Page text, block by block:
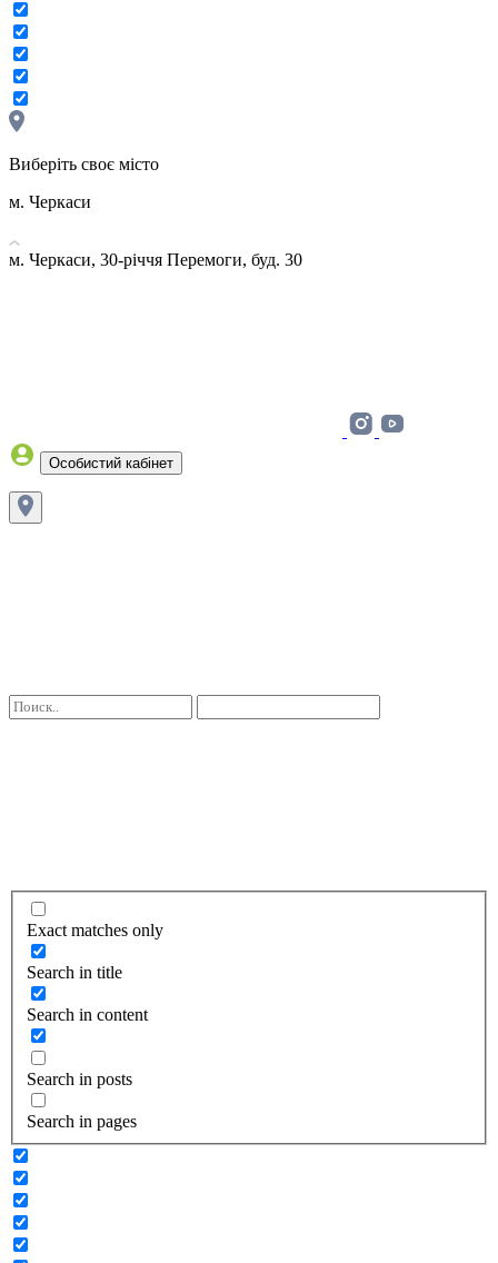
Виберіть своє місто
м. Черкаси
м. Черкаси, 30-річчя Перемоги, буд. 30
Особистий кабінет
Exact matches only
Search in title
Search in content
Search in posts
Search in pages